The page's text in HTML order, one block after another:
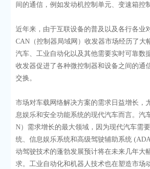
间的通信，例如发动机控制单元、变速箱控
近年来，由于互联设备的普及以及各行各业
CAN（控制器局域网）收发器市场经历了大
汽车、工业自动化以及其他需要实时可靠数
收发器促进了各种微控制器和设备之间的通
交换。
市场对车载网络解决方案的需求日益增长，
息娱乐和安全功能系统的现代汽车而言。汽
N）需求增长的最大领域，因为现代汽车需
统、信息娱乐系统和高级驾驶辅助系统
动驾驶技术的蓬勃发展预计将在未来几年大
求。工业自动化和机器人技术也在塑造市场